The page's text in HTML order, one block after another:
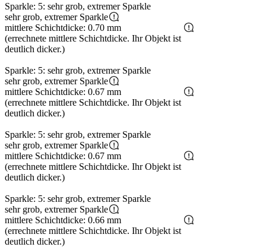
Sparkle: 5: sehr grob, extremer Sparkle
sehr grob, extremer Sparkle
mittlere Schichtdicke: 0.70 mm
(errechnete mittlere Schichtdicke. Ihr Objekt ist
deutlich dicker.)
Sparkle: 5: sehr grob, extremer Sparkle
sehr grob, extremer Sparkle
mittlere Schichtdicke: 0.67 mm
(errechnete mittlere Schichtdicke. Ihr Objekt ist
deutlich dicker.)
Sparkle: 5: sehr grob, extremer Sparkle
sehr grob, extremer Sparkle
mittlere Schichtdicke: 0.67 mm
(errechnete mittlere Schichtdicke. Ihr Objekt ist
deutlich dicker.)
Sparkle: 5: sehr grob, extremer Sparkle
sehr grob, extremer Sparkle
mittlere Schichtdicke: 0.66 mm
(errechnete mittlere Schichtdicke. Ihr Objekt ist
deutlich dicker.)